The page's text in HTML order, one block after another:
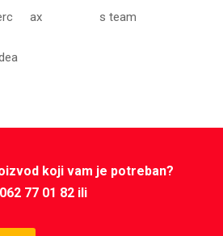
koji vam je potreban?
77 01 82 ili